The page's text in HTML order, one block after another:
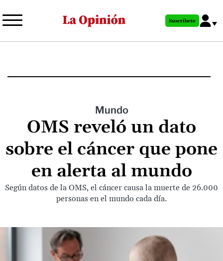
al
principal
Suscríbete
Mundo
OMS reveló un dato
sobre el cáncer que pone
en alerta al mundo
Según datos de la OMS, el cáncer causa la muerte de 26.000
personas en el mundo cada día.